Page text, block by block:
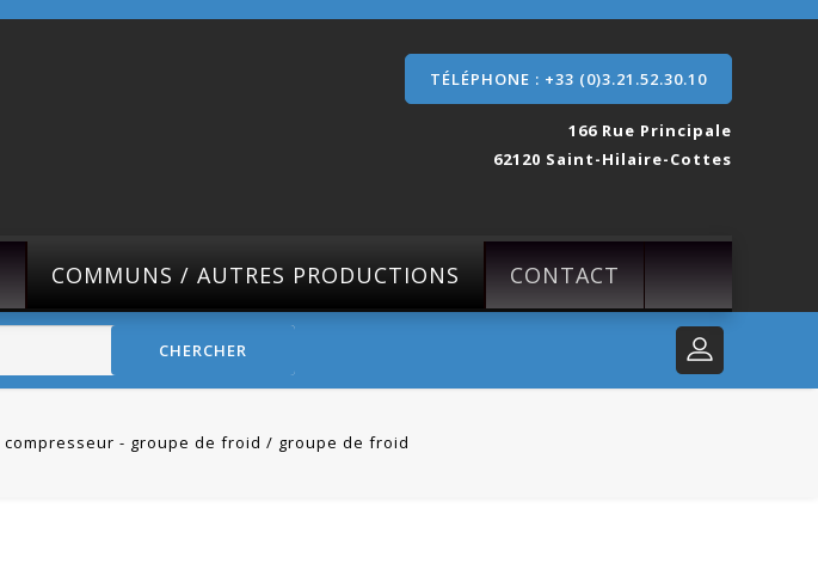
TÉLÉPHONE : +33 (0)3.21.52.30.10
166 Rue Principale
62120 Saint-Hilaire-Cottes
COMMUNS / AUTRES PRODUCTIONS CONTACT
CHERCHER
compresseur - groupe de froid groupe de froid